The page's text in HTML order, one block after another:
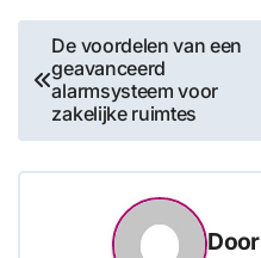
Bericht
navigatie
De voordelen van een
geavanceerd
alarmsysteem voor
zakelijke ruimtes
Door